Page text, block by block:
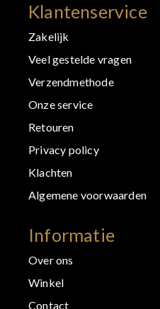
Klantenservice
Zakelijk
Veel gestelde vragen
Verzendmethode
Onze service
Retouren
Privacy policy
Klachten
Algemene voorwaarden
Informatie
Over ons
Winkel
Contact